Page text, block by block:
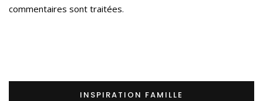
commentaires sont traitées.
INSPIRATION FAMILLE